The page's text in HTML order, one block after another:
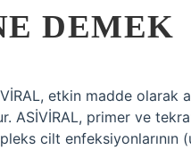
DEMEK
etkin madde olarak
ASİVİRAL, primer ve
cilt enfeksiyonlarının